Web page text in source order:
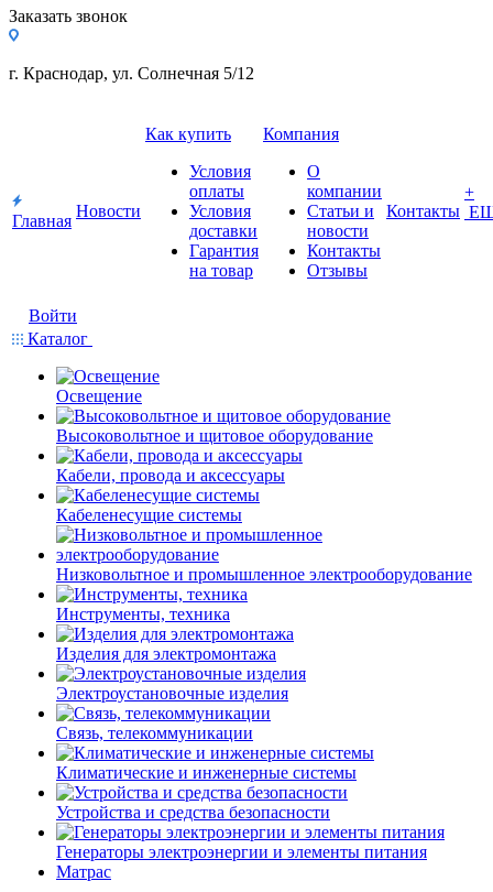
Заказать звонок
г. Краснодар, ул. Солнечная 5/12
Главная
Новости
Как купить
Условия
оплаты
Условия
доставки
Гарантия
на товар
Компания
О
компании
Статьи и
новости
Контакты
Отзывы
Контакты
+
Войти
Каталог
Освещение
Высоковольтное и щитовое оборудование
Кабели, провода и аксессуары
Кабеленесущие системы
Низковольтное и промышленное электрооборудование
Инструменты, техника
Изделия для электромонтажа
Электроустановочные изделия
Связь, телекоммуникации
Климатические и инженерные системы
Устройства и средства безопасности
Генераторы электроэнергии и элементы питания
Матрас